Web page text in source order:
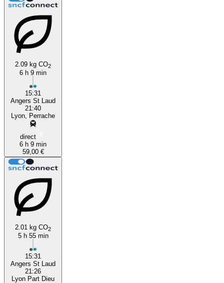
2.09 kg CO2
6 h 9 min
15:31
Angers St Laud
21:40
Lyon, Perrache
direct
6 h 9 min
59,00 €
2.01 kg CO2
5 h 55 min
15:31
Angers St Laud
21:26
Lyon Part Dieu